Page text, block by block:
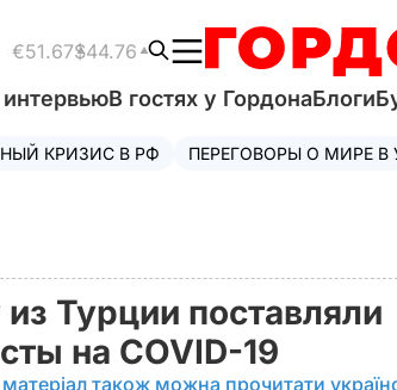
€51.67$44.76
В гостях у ГордонаБлоги
КРИЗИС В РФ ПЕРЕГОВОРЫ О МИРЕ В
Турции поставляли
на COVID-19
також можна прочитати